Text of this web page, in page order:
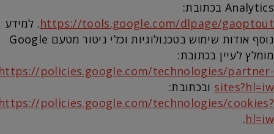
Analytics בכתובת:
https://tools.google.com/dlpage/gaoptout. למידע
נוסף אודות שימוש בטכנולוגיות וכלי ניטור מטעם Google
מומלץ לעיין בכתובת:
policies.google.com/technologies/partner-
sites?hl=iw ובכתובת:
policies.google.com/technologies/cookies?
hl=iw
.